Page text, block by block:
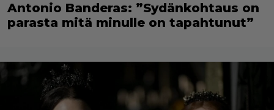
Antonio Banderas: ”Sydänkohtaus on
parasta mitä minulle on tapahtunut”